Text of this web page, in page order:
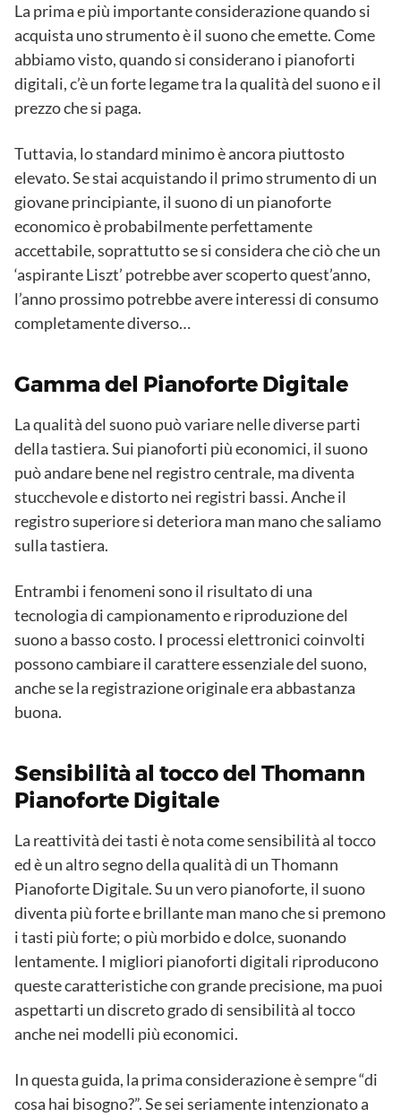
La prima e più importante considerazione quando si
acquista uno strumento è il suono che emette. Come
abbiamo visto, quando si considerano i pianoforti
digitali, c’è un forte legame tra la qualità del suono e il
prezzo che si paga.
Tuttavia, lo standard minimo è ancora piuttosto
elevato. Se stai acquistando il primo strumento di un
giovane principiante, il suono di un pianoforte
economico è probabilmente perfettamente
accettabile, soprattutto se si considera che ciò che un
‘aspirante Liszt’ potrebbe aver scoperto quest’anno,
l’anno prossimo potrebbe avere interessi di consumo
completamente diverso…
Gamma del Pianoforte Digitale
La qualità del suono può variare nelle diverse parti
della tastiera. Sui pianoforti più economici, il suono
può andare bene nel registro centrale, ma diventa
stucchevole e distorto nei registri bassi. Anche il
registro superiore si deteriora man mano che saliamo
sulla tastiera.
Entrambi i fenomeni sono il risultato di una
tecnologia di campionamento e riproduzione del
suono a basso costo. I processi elettronici coinvolti
possono cambiare il carattere essenziale del suono,
anche se la registrazione originale era abbastanza
buona.
Sensibilità al tocco del Thomann
Pianoforte Digitale
La reattività dei tasti è nota come sensibilità al tocco
ed è un altro segno della qualità di un Thomann
Pianoforte Digitale. Su un vero pianoforte, il suono
diventa più forte e brillante man mano che si premono
i tasti più forte; o più morbido e dolce, suonando
lentamente. I migliori pianoforti digitali riproducono
queste caratteristiche con grande precisione, ma puoi
aspettarti un discreto grado di sensibilità al tocco
anche nei modelli più economici.
In questa guida, la prima considerazione è sempre “di
cosa hai bisogno?”. Se sei seriamente intenzionato a